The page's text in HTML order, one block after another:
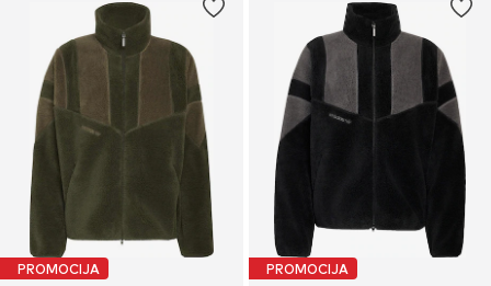
PROMOCIJA PROMOCIJA